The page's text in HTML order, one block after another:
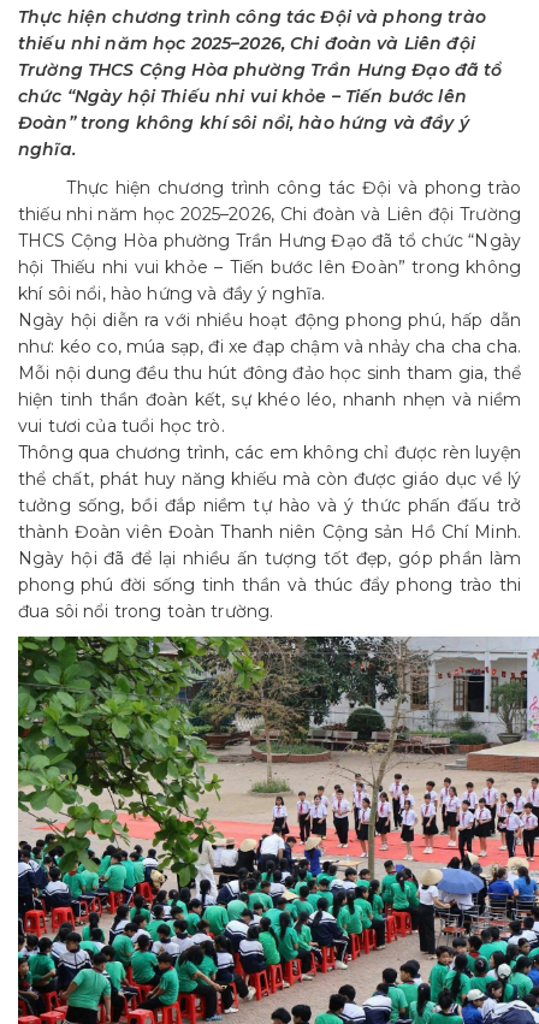
Thực hiện chương trình công tác Đội và phong trào
thiếu nhi năm học 2025–2026, Chi đoàn và Liên đội
Trường THCS Cộng Hòa phường Trần Hưng Đạo đã tổ
chức “Ngày hội Thiếu nhi vui khỏe – Tiến bước lên
Đoàn” trong không khí sôi nổi, hào hứng và đầy ý
nghĩa.
Thực hiện chương trình công tác Đội và phong trào
thiếu nhi năm học 2025–2026, Chi đoàn và Liên đội Trường
THCS Cộng Hòa phường Trần Hưng Đạo đã tổ chức “Ngày
hội Thiếu nhi vui khỏe – Tiến bước lên Đoàn” trong không
khí sôi nổi, hào hứng và đầy ý nghĩa.
Ngày hội diễn ra với nhiều hoạt động phong phú, hấp dẫn
như: kéo co, múa sạp, đi xe đạp chậm và nhảy cha cha cha.
Mỗi nội dung đều thu hút đông đảo học sinh tham gia, thể
hiện tinh thần đoàn kết, sự khéo léo, nhanh nhẹn và niềm
vui tươi của tuổi học trò.
Thông qua chương trình, các em không chỉ được rèn luyện
thể chất, phát huy năng khiếu mà còn được giáo dục về lý
tưởng sống, bồi đắp niềm tự hào và ý thức phấn đấu trở
thành Đoàn viên Đoàn Thanh niên Cộng sản Hồ Chí Minh.
Ngày hội đã để lại nhiều ấn tượng tốt đẹp, góp phần làm
phong phú đời sống tinh thần và thúc đẩy phong trào thi
đua sôi nổi trong toàn trường.